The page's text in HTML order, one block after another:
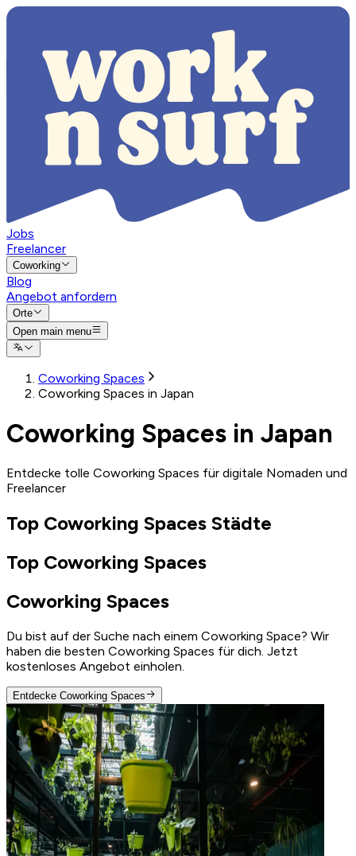
Jobs
Freelancer
Coworking
Blog
Angebot anfordern
Orte
Open main menu
Coworking Spaces
Coworking Spaces in Japan
Coworking Spaces in Japan
Entdecke tolle Coworking Spaces für digitale Nomaden und
Freelancer
Top Coworking Spaces Städte
Top Coworking Spaces
Coworking Spaces
Du bist auf der Suche nach einem Coworking Space? Wir
haben die besten Coworking Spaces für dich. Jetzt
kostenloses Angebot einholen.
Entdecke Coworking Spaces